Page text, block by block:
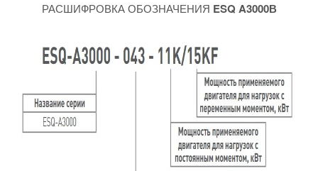
РАСШИФРОВКА ОБОЗНАЧЕНИЯ ESQ A3000В